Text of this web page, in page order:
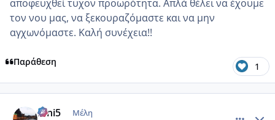
αποφευχθεί τυχον προωρότητα. Απλά θέλει να έχουμε
τον νου μας, να ξεκουραζόμαστε και να μην
αγχωνόμαστε. Καλή συνέχεια!!
Παράθεση 1
irini5 Μέλη